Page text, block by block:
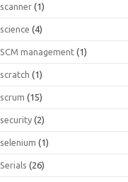
scanner (1)
science (4)
SCM management (1)
scratch (1)
scrum (15)
security (2)
selenium (1)
Serials (26)